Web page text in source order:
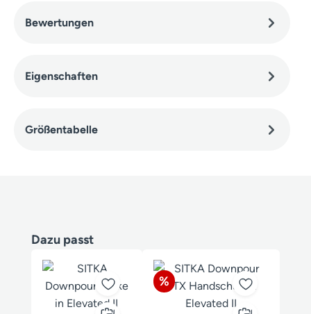
Bewertungen
Eigenschaften
Größentabelle
Produktgalerie überspringen
Dazu passt
Rabatt
%